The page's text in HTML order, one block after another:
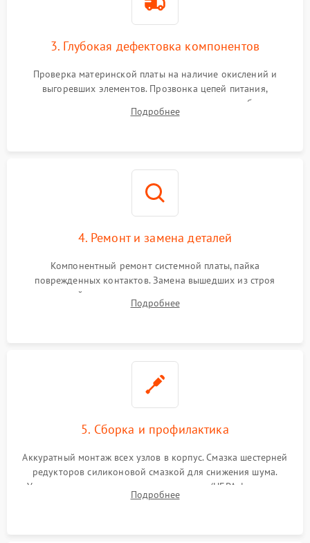
3. Глубокая дефектовка компонентов
Проверка материнской платы на наличие окислений и
выгоревших элементов. Прозвонка цепей питания,
тестирование приводных моторов колес и турбины
всасывания. Оценка состояния оптических и инфракрасных
Подробнее
4. Ремонт и замена деталей
Компонентный ремонт системной платы, пайка
поврежденных контактов. Замена вышедших из строя
двигателей, изношенного аккумулятора, неисправного
лидара или помпы подачи воды. Восстановление шлейфов и
Подробнее
5. Сборка и профилактика
Аккуратный монтаж всех узлов в корпус. Смазка шестерней
редукторов силиконовой смазкой для снижения шума.
Установка новых расходных материалов (HEPA-фильтров,
микрофибры, щеток). Надежная фиксация разъемов и
Подробнее